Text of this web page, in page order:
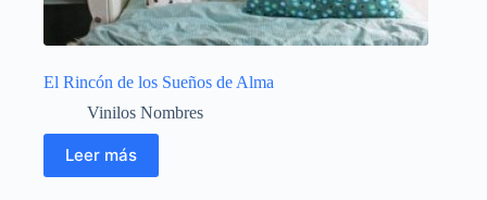
El Rincón de los Sueños de Alma
Vinilos Nombres
Leer más